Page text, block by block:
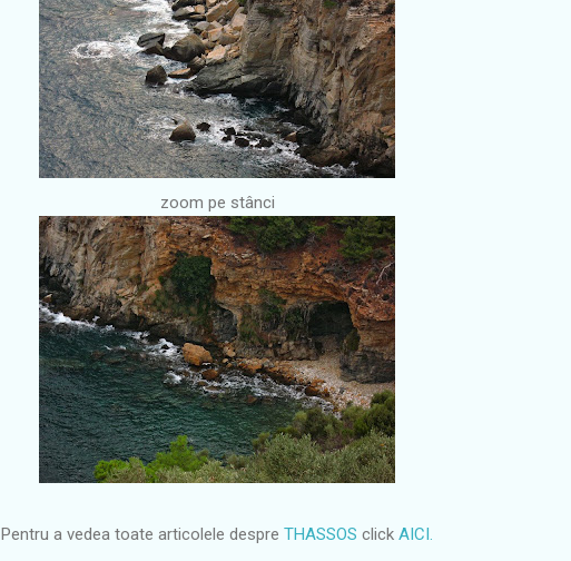
zoom pe stânci
Pentru a vedea toate articolele despre THASSOS click AICI.